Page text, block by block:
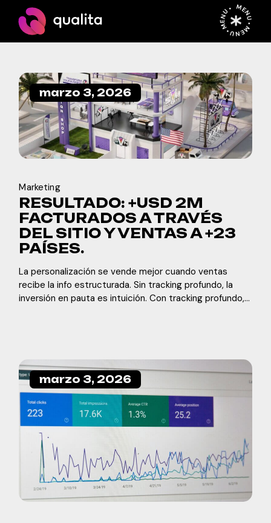
content MENU • MENU • MENU •
marzo 3, 2026
Marketing
RESULTADO: +USD 2M
FACTURADOS A TRAVÉS
DEL SITIO Y VENTAS A +23
PAÍSES.
La personalización se vende mejor cuando ventas
recibe la info estructurada. Sin tracking profundo, la
inversión en pauta es intuición. Con tracking profundo,
marzo 3, 2026